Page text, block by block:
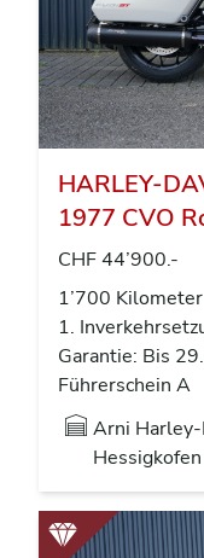
HARLEY-
1977 CVO
CHF 44’900.-
1’700 Kilometer
1.
Garantie: Bis
Führerschein A
Arni
Hessigkofen